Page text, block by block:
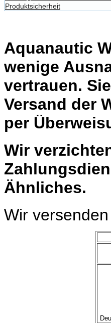
Produktsicherheit
Aquanautic
wenige
vertrauen.
Versand der
per
Wir
Ähnliches.
Wir